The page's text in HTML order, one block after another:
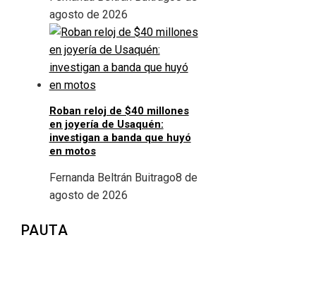
agosto de 2026
Roban reloj de $40 millones
en joyería de Usaquén:
investigan a banda que huyó
en motos
Fernanda Beltrán Buitrago8 de
agosto de 2026
PAUTA